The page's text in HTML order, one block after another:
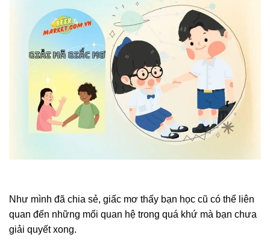
Như mình đã chia sẻ, giấc mơ thấy bạn học cũ có thể liên
quan đến những mối quan hệ trong quá khứ mà bạn chưa
giải quyết xong.